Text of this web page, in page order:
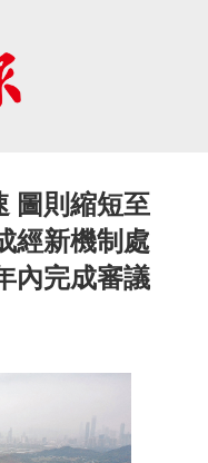
圖則縮短至
經新機制處
內完成審議